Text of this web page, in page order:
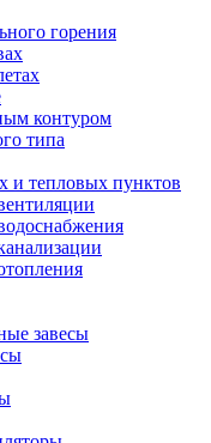
горения
контуром
типа
и тепловых пунктов
завесы